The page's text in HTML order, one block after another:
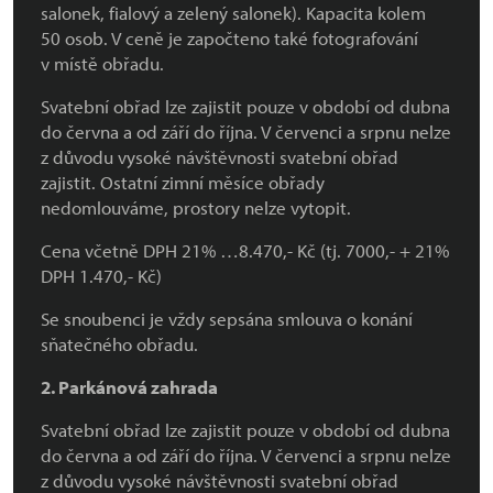
salonek, fialový a zelený salonek). Kapacita kolem
50 osob. V ceně je započteno také fotografování
v místě obřadu.
Svatební obřad lze zajistit pouze v období od dubna
do června a od září do října. V červenci a srpnu nelze
z důvodu vysoké návštěvnosti svatební obřad
zajistit. Ostatní zimní měsíce obřady
nedomlouváme, prostory nelze vytopit.
Cena včetně DPH 21% …8.470,- Kč (tj. 7000,- + 21%
DPH 1.470,- Kč)
Se snoubenci je vždy sepsána smlouva o konání
sňatečného obřadu.
2. Parkánová zahrada
Svatební obřad lze zajistit pouze v období od dubna
do června a od září do října. V červenci a srpnu nelze
z důvodu vysoké návštěvnosti svatební obřad